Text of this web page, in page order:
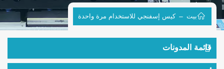
بيت كيس إسفنجي للاستخدام مرة واحدة
قائمة المدونات